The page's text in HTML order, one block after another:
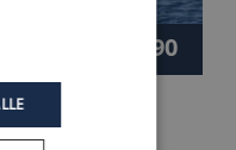
72.990